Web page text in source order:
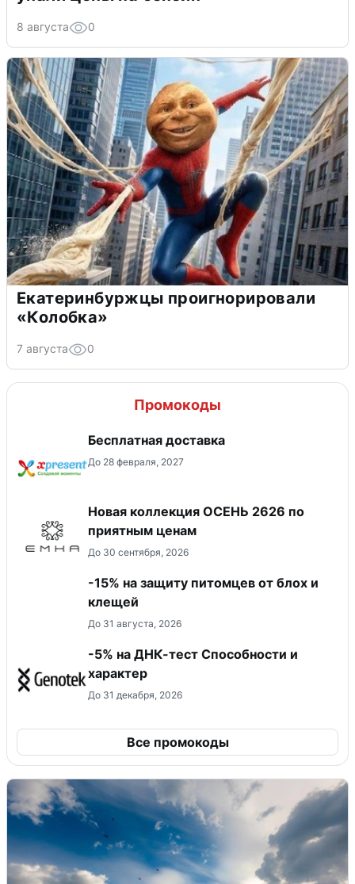
8 августа 0
Екатеринбуржцы проигнорировали
«Колобка»
7 августа 0
Промокоды
Бесплатная доставка
До 28 февраля, 2027
Новая коллекция ОСЕНЬ 2626 по
приятным ценам
До 30 сентября, 2026
-15% на защиту питомцев от блох и
клещей
До 31 августа, 2026
-5% на ДНК-тест Способности и
характер
До 31 декабря, 2026
Все промокоды